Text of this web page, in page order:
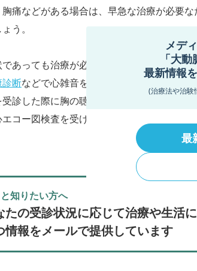
メデ
「大
最新情報
(治療法や治験
最
痛などがある場合は、早急な治療が必要
う。
あっても治療が必要になるケースもありま
断などで心雑音を指摘されて見つかること
診した際に胸の聴診を行ってもらうのがよ
コー図検査を受けましょう。
知りたい方へ
たの受診状況に応じて治療や生活
情報をメールで提供しています